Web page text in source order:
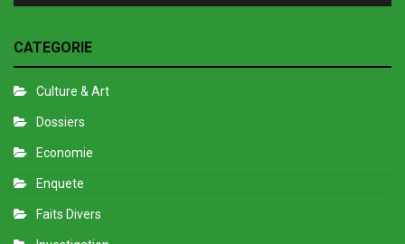
CATEGORIE
Culture & Art
Dossiers
Economie
Enquete
Faits Divers